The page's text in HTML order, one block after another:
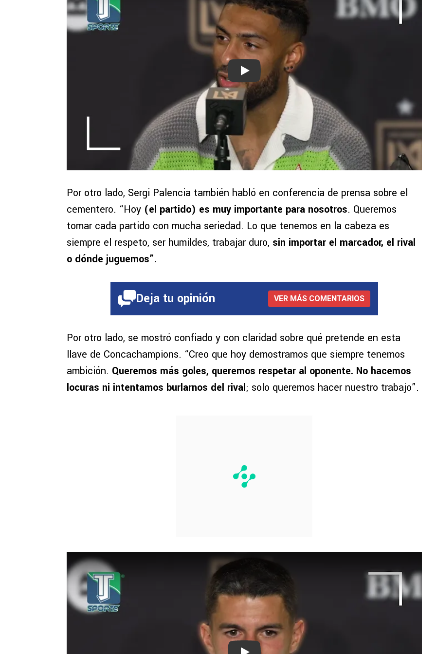
Play
Por otro lado, Sergi Palencia también habló en conferencia de prensa sobre el
cementero. “Hoy (el partido) es muy importante para nosotros. Queremos
tomar cada partido con mucha seriedad. Lo que tenemos en la cabeza es
siempre el respeto, ser humildes, trabajar duro, sin importar el marcador, el rival
o dónde juguemos”.
Deja tu opinión VER MÁS COMENTARIOS
Por otro lado, se mostró confiado y con claridad sobre qué pretende en esta
llave de Concachampions. “Creo que hoy demostramos que siempre tenemos
ambición. Queremos más goles, queremos respetar al oponente. No hacemos
locuras ni intentamos burlarnos del rival; solo queremos hacer nuestro trabajo”.